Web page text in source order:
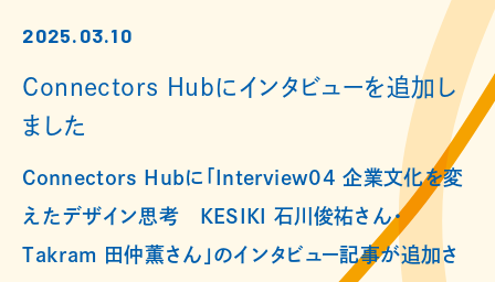
2025.03.10
Connectors Hubにインタビューを追加し
ました
Connectors Hubに「Interview04 企業文化を変
えたデザイン思考 KESIKI 石川俊祐さん・
Takram 田仲薫さん」のインタビュー記事が追加さ